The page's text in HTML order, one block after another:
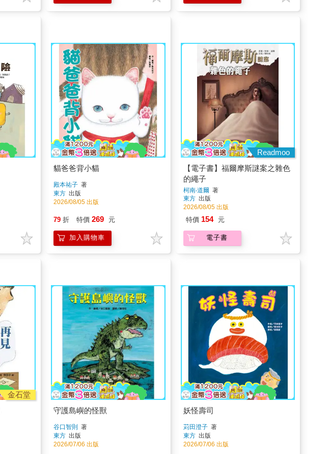
貓爸爸背小貓
殿本祐子著
東方 出版
2026/08/05 出版
79 折 特價 269 元
加入購物車
Readmoo
【電子書】福爾摩斯謎案之雜色
的繩子
柯南‧道爾著
東方 出版
2026/08/05 出版
特價 154 元
電子書
金石堂
守護島嶼的怪獸
谷口智則
著
東方 出版
2026/07/06 出版
妖怪壽司
苅田澄子著
東方 出版
2026/07/06 出版